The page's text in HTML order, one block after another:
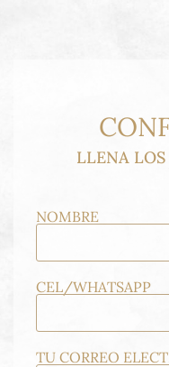
LLENA
NOMBRE
CEL/WHATSAPP
TU CORREO